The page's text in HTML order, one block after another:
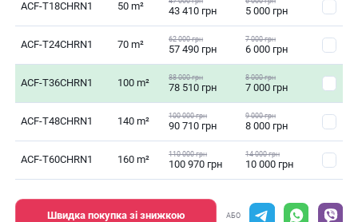
ACF-T18CHRN1 50 m² 43 410 грн 5 000 грн
ACF-T24CHRN1 70 m² 62 000 грн
57 490 грн
7 000 грн
6 000 грн
ACF-T36CHRN1 100 m² 88 000 грн
78 510 грн
8 000 грн
7 000 грн
ACF-T48CHRN1 140 m² 100 000 грн
90 710 грн
9 000 грн
8 000 грн
ACF-T60CHRN1 160 m² 110 000 грн
100 970 грн
14 000 грн
10 000 грн
Швидка покупка зі знижкою АБО